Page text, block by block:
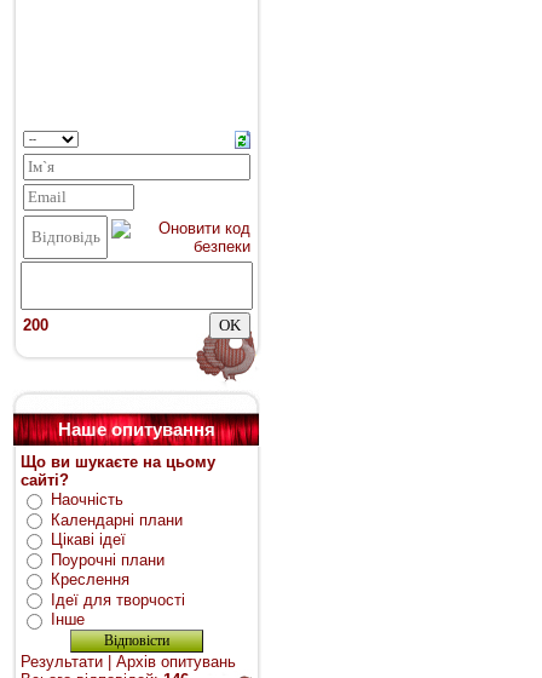
200
Наше опитування
Що ви шукаєте на цьому
сайті?
Наочність
Календарні плани
Цікаві ідеї
Поурочні плани
Креслення
Ідеї для творчості
Інше
Результати | Архів опитувань